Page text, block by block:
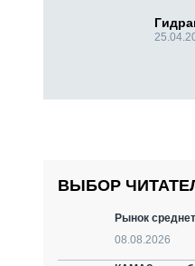
ВЫБОР
Рынок
08.08.2026